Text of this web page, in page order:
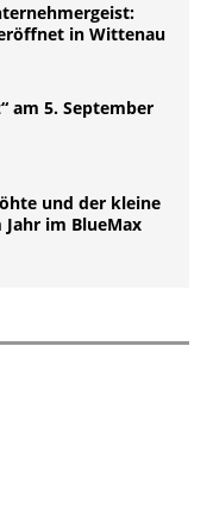
in Wittenau
am 5. September
und der kleine
im BlueMax